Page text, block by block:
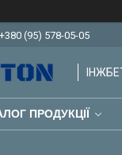
+380 (95) 578-05-05
ПРОДУКЦІЇ